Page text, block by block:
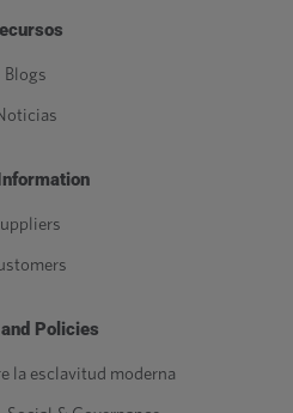
Blogs
Policies
la esclavitud moderna